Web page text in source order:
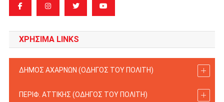
ΧΡΗΣΙΜΑ LINKS
ΔΗΜΟΣ ΑΧΑΡΝΩΝ (ΟΔΗΓΟΣ TOY ΠΟΛΙΤΗ)
ΠΕΡΙΦ. ΑΤΤΙΚΗΣ (ΟΔΗΓΟΣ TOY ΠΟΛΙΤΗ)